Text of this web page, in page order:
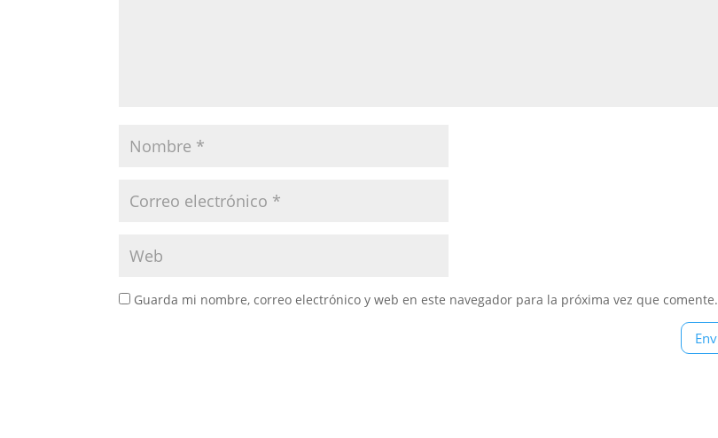
Guarda mi nombre, correo electrónico y web en este navegador para la próxima vez que comente.